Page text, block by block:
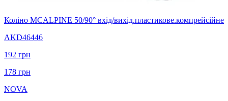
Коліно MCALPINE 50/90° вхід/вихід.пластикове.компрейсійне
AKD46446
192 грн
178 грн
NOVA